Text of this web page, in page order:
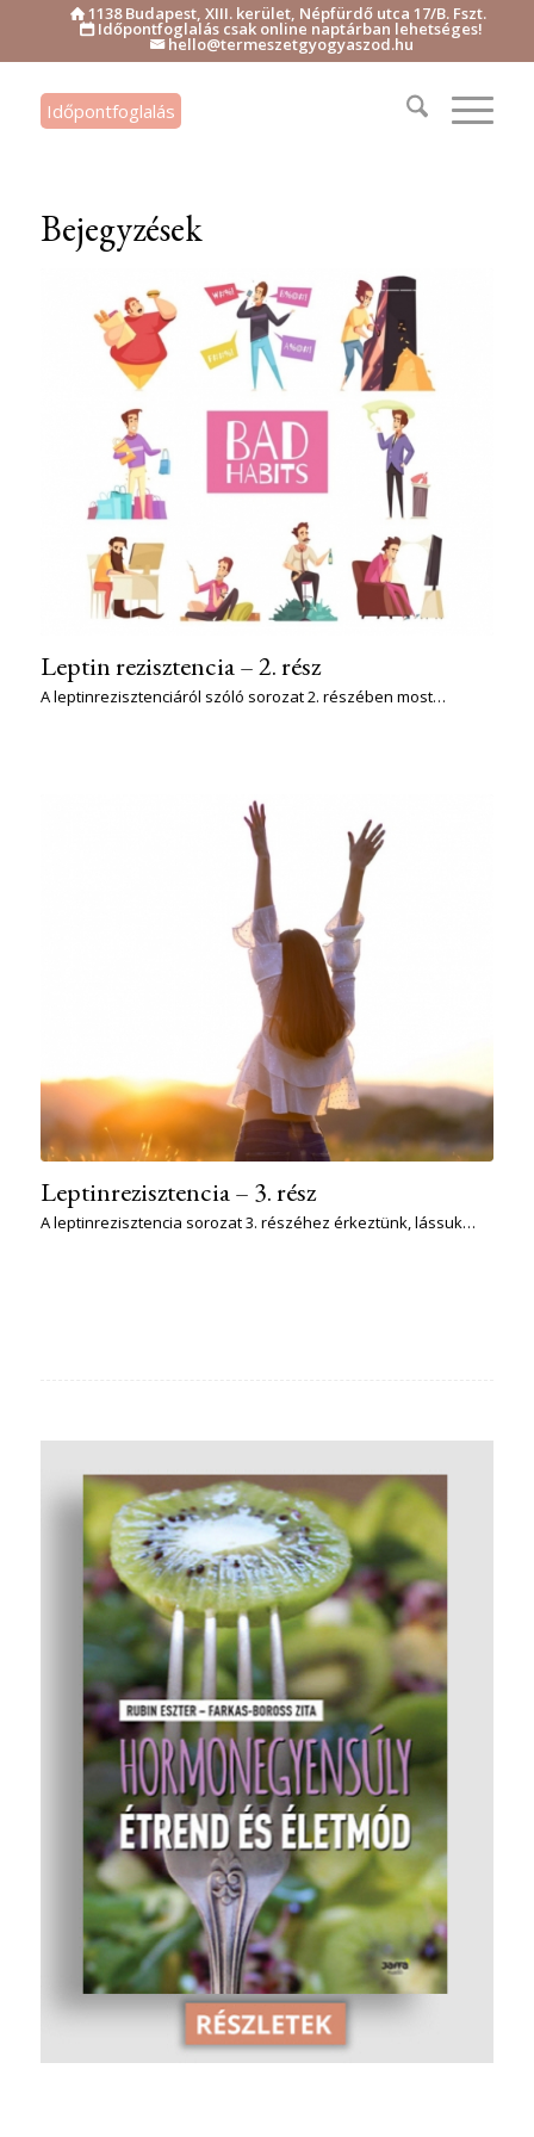
1138 Budapest, XIII. kerület, Népfürdő utca 17/B. Fszt.
 Időpontfoglalás csak online naptárban lehetséges!
 hello@termeszetgyogyaszod.hu
Időpontfoglalás
Leptin rezisztencia – 2. rész
A leptinrezisztenciáról szóló sorozat 2. részében most…
Leptinrezisztencia – 3. rész
A leptinrezisztencia sorozat 3. részéhez érkeztünk, lássuk…